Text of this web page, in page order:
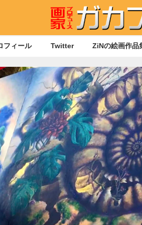
フィール Twitter ZiNの絵画作品